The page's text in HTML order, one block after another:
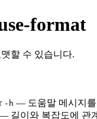
format
할 수 있습니다.
-h — 도움말 메시지
길이와 복잡도에 관